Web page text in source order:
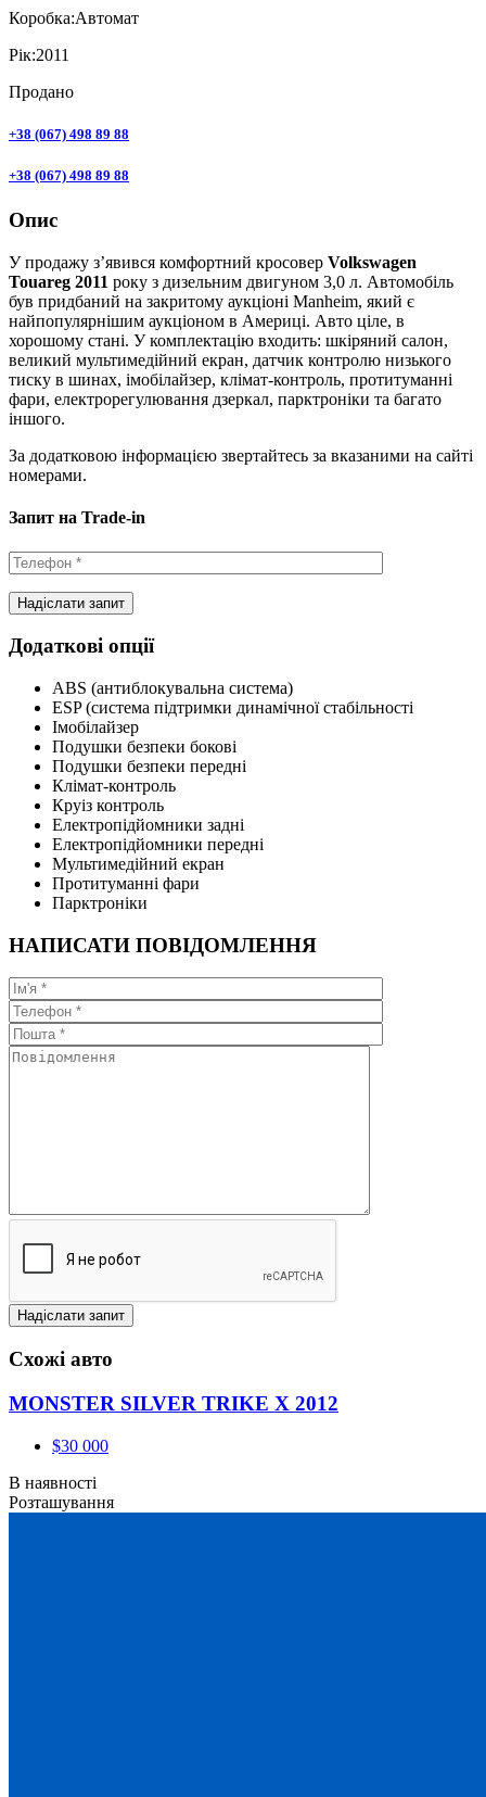
Коробка:Автомат
Рік:2011
Продано
+38 (067) 498 89 88
+38 (067) 498 89 88
Опис
У продажу з’явився комфортний кросовер Volkswagen
Touareg 2011 року з дизельним двигуном 3,0 л. Автомобіль
був придбаний на закритому аукціоні Manheim, який є
найпопулярнішим аукціоном в Америці. Авто ціле, в
хорошому стані. У комплектацію входить: шкіряний салон,
великий мультимедійний екран, датчик контролю низького
тиску в шинах, імобілайзер, клімат-контроль, протитуманні
фари, електрорегулювання дзеркал, парктроніки та багато
іншого.
За додатковою інформацією звертайтесь за вказаними на сайті
номерами.
Запит на Trade-in
Додаткові опції
ABS (антиблокувальна система)
ESP (система підтримки динамічної стабільності
Імобілайзер
Подушки безпеки бокові
Подушки безпеки передні
Клімат-контроль
Круіз контроль
Електропідйомники задні
Електропідйомники передні
Мультимедійний екран
Протитуманні фари
Парктроніки
НАПИСАТИ ПОВІДОМЛЕННЯ
Схожі авто
MONSTER SILVER TRIKE X 2012
$30 000
В наявності
Розташування